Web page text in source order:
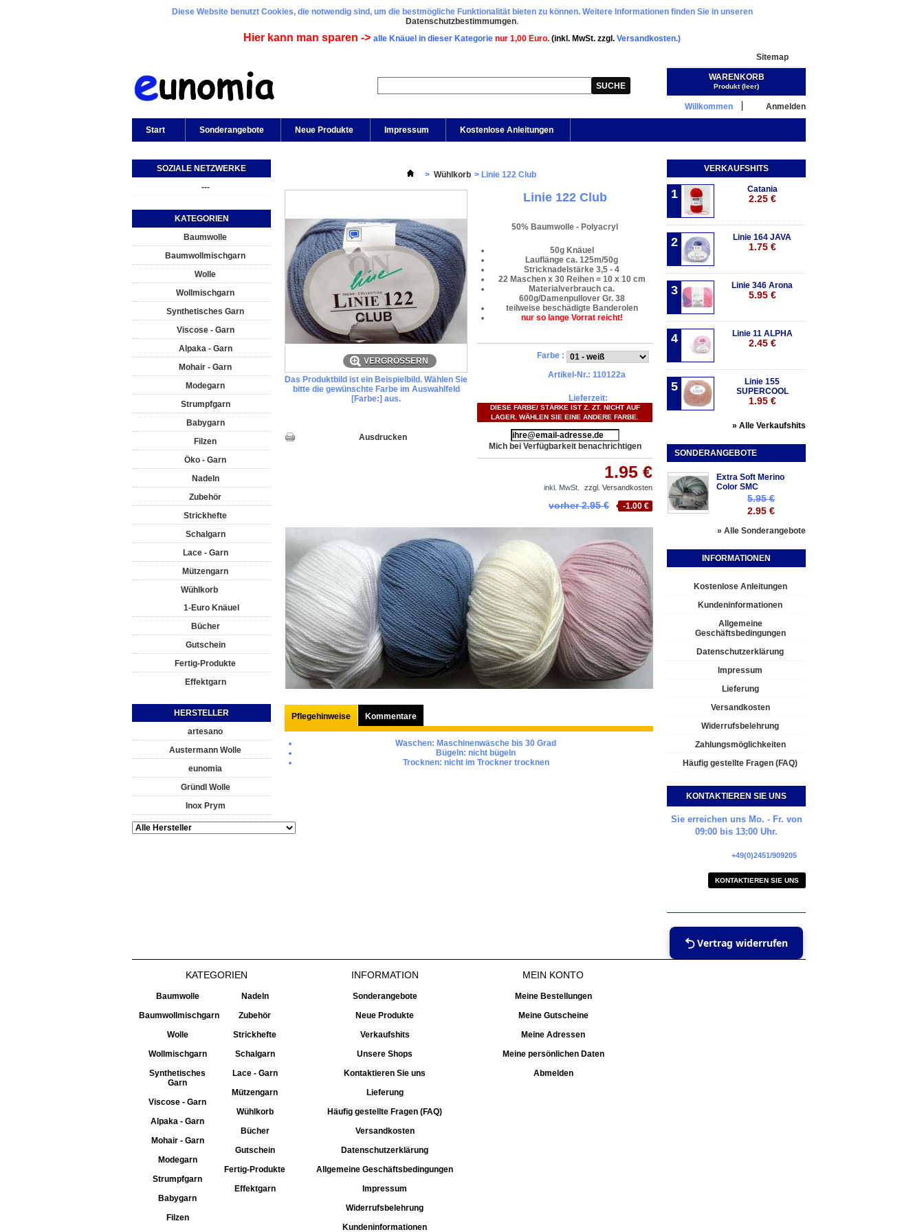
Diese Website benutzt Cookies, die notwendig sind, um die bestmögliche Funktionalität bieten zu können. Weitere Informationen finden Sie in unseren
Datenschutzbestimmumgen.
Hier kann man sparen -> alle Knäuel in dieser Kategorie nur 1,00 Euro. (inkl. MwSt. zzgl. Versandkosten.)
Sitemap
Warenkorb:(Leer)
Willkommen Anmelden
Start Sonderangebote Neue Produkte Impressum Kostenlose Anleitungen
WARENKORB
Produkt (leer)
SOZIALE NETZWERKE
---
KATEGORIEN
Baumwolle
Baumwollmischgarn
Wolle
Wollmischgarn
Synthetisches Garn
Viscose - Garn
Alpaka - Garn
Mohair - Garn
Modegarn
Strumpfgarn
Babygarn
Filzen
Öko - Garn
Nadeln
Zubehör
Strickhefte
Schalgarn
Lace - Garn
Mützengarn
Wühlkorb
1-Euro Knäuel
Bücher
Gutschein
Fertig-Produkte
Effektgarn
HERSTELLER
artesano
Austermann Wolle
eunomia
Gründl Wolle
Inox Prym
> Wühlkorb > Linie 122 Club
VERGRÖSSERN
Das Produktbild ist ein Beispielbild. Wählen Sie
bitte die gewünschte Farbe im Auswahlfeld
[Farbe:] aus.
Ausdrucken
Linie 122 Club
50% Baumwolle - Polyacryl
50g Knäuel
Lauflänge ca. 125m/50g
Stricknadelstärke 3,5 - 4
22 Maschen x 30 Reihen = 10 x 10 cm
Materialverbrauch ca.
600g/Damenpullover Gr. 38
teilweise beschädigte Banderolen
nur so lange Vorrat reicht!
Farbe :
Artikel-Nr.: 110122a
Lieferzeit:
DIESE FARBE/ STÄRKE IST Z. ZT. NICHT AUF
LAGER. WÄHLEN SIE EINE ANDERE FARBE.
Mich bei Verfügbarkeit benachrichtigen
1.95 €
inkl. MwSt. zzgl. Versandkosten
-1.00 €
vorher 2.95 €
Pflegehinweise Kommentare
Waschen: Maschinenwäsche bis 30 Grad
Bügeln: nicht bügeln
Trocknen: nicht im Trockner trocknen
VERKAUFSHITS
1 Catania
2.25 €
2 Linie 164 JAVA
1.75 €
3 Linie 346 Arona
5.95 €
4 Linie 11 ALPHA
2.45 €
5
Linie 155
SUPERCOOL
1.95 €
» Alle Verkaufshits
SONDERANGEBOTE
Extra Soft Merino
Color SMC
5.95 €
2.95 €
» Alle Sonderangebote
INFORMATIONEN
Kostenlose Anleitungen
Kundeninformationen
Allgemeine
Geschäftsbedingungen
Datenschutzerklärung
Impressum
Lieferung
Versandkosten
Widerrufsbelehrung
Zahlungsmöglichkeiten
Häufig gestellte Fragen (FAQ)
KONTAKTIEREN SIE UNS
Sie erreichen uns Mo. - Fr. von
09:00 bis 13:00 Uhr.
+49(0)2451/909205
KONTAKTIEREN SIE UNS
Vertrag widerrufen
KATEGORIEN
Baumwolle
Baumwollmischgarn
Wolle
Wollmischgarn
Synthetisches
Garn
Viscose - Garn
Alpaka - Garn
Mohair - Garn
Modegarn
Strumpfgarn
Babygarn
Filzen
Nadeln
Zubehör
Strickhefte
Schalgarn
Lace - Garn
Mützengarn
Wühlkorb
Bücher
Gutschein
Fertig-Produkte
Effektgarn
INFORMATION
Sonderangebote
Neue Produkte
Verkaufshits
Unsere Shops
Kontaktieren Sie uns
Lieferung
Häufig gestellte Fragen (FAQ)
Versandkosten
Datenschutzerklärung
Allgemeine Geschäftsbedingungen
Impressum
Widerrufsbelehrung
Kundeninformationen
MEIN KONTO
Meine Bestellungen
Meine Gutscheine
Meine Adressen
Meine persönlichen Daten
Abmelden